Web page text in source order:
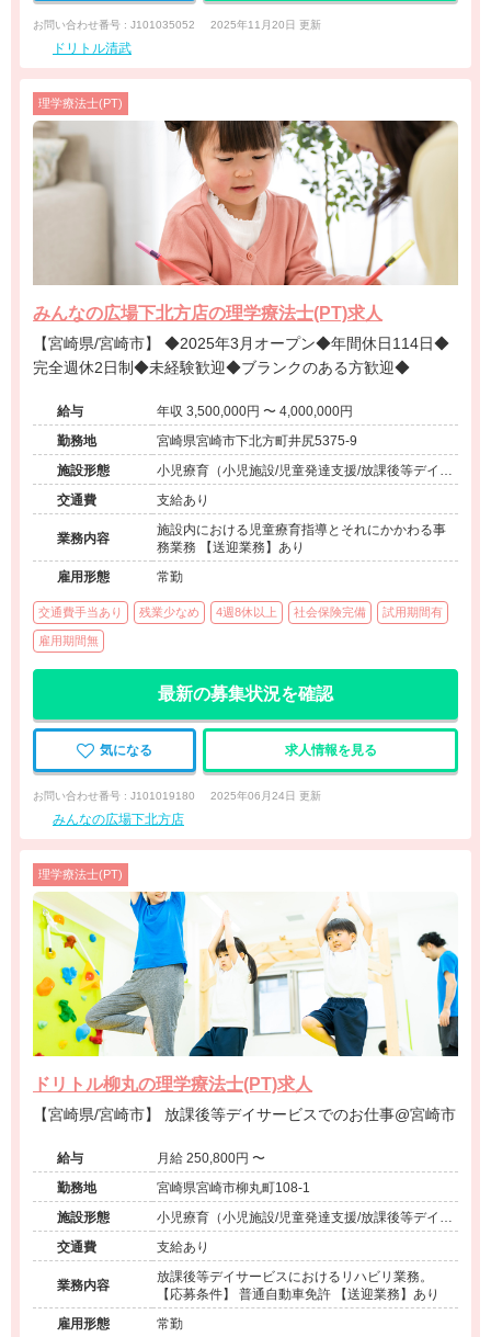
お問い合わせ番号 : J101035052 2025年11月20日 更新
ドリトル清武
理学療法士(PT)
みんなの広場下北方店の理学療法士(PT)求人
【宮崎県/宮崎市】 ◆2025年3月オープン◆年間休日114日◆
完全週休2日制◆未経験歓迎◆ブランクのある方歓迎◆
給与
年収 3,500,000円 〜 4,000,000円
勤務地
宮崎県宮崎市下北方町井尻5375-9
施設形態
小児療育（小児施設/児童発達支援/放課後等デイサ
ービス）
交通費 支給あり
業務内容
施設内における児童療育指導とそれにかかわる事
務業務 【送迎業務】あり
雇用形態
常勤
交通費手当あり 残業少なめ 4週8休以上 社会保険完備 試用期間有
雇用期間無
最新の募集状況を確認
気になる 求人情報を見る
お問い合わせ番号 : J101019180 2025年06月24日 更新
みんなの広場下北方店
理学療法士(PT)
ドリトル柳丸の理学療法士(PT)求人
【宮崎県/宮崎市】 放課後等デイサービスでのお仕事@宮崎市
給与
月給 250,800円 〜
勤務地
宮崎県宮崎市柳丸町108-1
施設形態
小児療育（小児施設/児童発達支援/放課後等デイサ
ービス）
交通費 支給あり
業務内容
放課後等デイサービスにおけるリハビリ業務。
【応募条件】 普通自動車免許 【送迎業務】あり
雇用形態
常勤